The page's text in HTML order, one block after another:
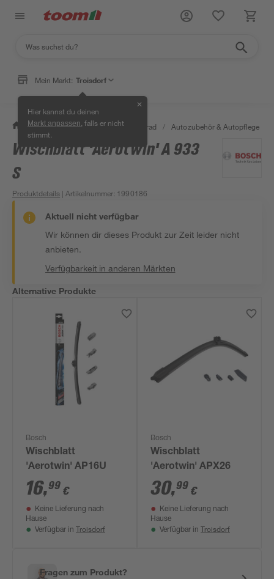
Mein Markt: Troisdorf
Hier kannst du deinen
Markt anpassen , falls er nicht
stimmt.
✕
/ Garten & Freizeit / Auto & Fahrrad / Autozubehör & Autopflege
Wischblatt 'Aerotwin' A 933
S
Produktdetails | Artikelnummer: 1990186
Aktuell nicht verfügbar
Wir können dir dieses Produkt zur Zeit leider nicht
anbieten.
Verfügbarkeit in anderen Märkten
Alternative Produkte
Bosch
Wischblatt
'Aerotwin' AP16U
16,99 €
Keine Lieferung nach
Hause
Verfügbar in Troisdorf
Bosch
Wischblatt
'Aerotwin' APX26
30,99 €
Keine Lieferung nach
Hause
Verfügbar in Troisdorf
Fragen zum Produkt?